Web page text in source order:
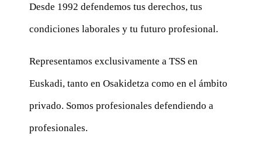
Desde 1992 defendemos tus derechos, tus
condiciones laborales y tu futuro profesional.
Representamos exclusivamente a TSS en
Euskadi, tanto en Osakidetza como en el ámbito
privado. Somos profesionales defendiendo a
profesionales.